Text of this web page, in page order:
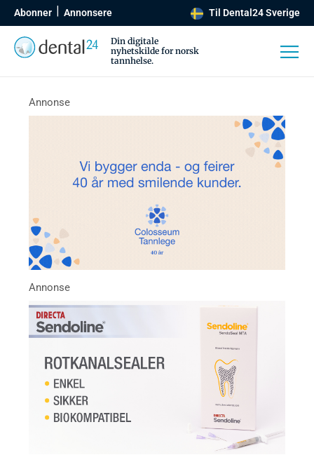
Abonner Annonsere Til Dental24 Sverige
Din digitale
nyhetskilde for norsk
tannhelse.